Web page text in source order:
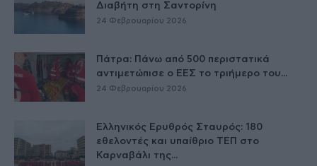
Διαβήτη στη Σαντορίνη
24 Φεβρουαρίου 2026
Πάτρα: Πάνω από 500 περιστατικά
αντιμετώπισε ο ΕΕΣ το τριήμερο του...
24 Φεβρουαρίου 2026
Ελληνικός Ερυθρός Σταυρός: 180
εθελοντές και υπαίθριο ΤΕΠ στο
Καρναβάλι της...